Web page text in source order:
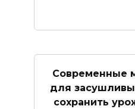
Современные
для
сохранить